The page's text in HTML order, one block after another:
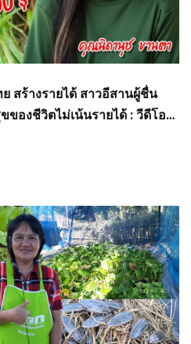
สร้างรายได้ สาวอีสานผู้ชื่น
ของชีวิตไม่เน้นรายได้ : วีดีโอ